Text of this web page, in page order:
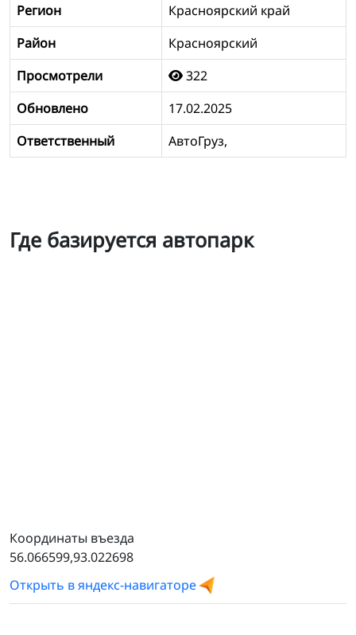
Регион
Красноярский край
Район
Красноярский
Просмотрели
322
Обновлено
17.02.2025
Ответственный
АвтоГруз,
Где базируется автопарк
Координаты въезда
56.066599,93.022698
Открыть в яндекс-навигаторе